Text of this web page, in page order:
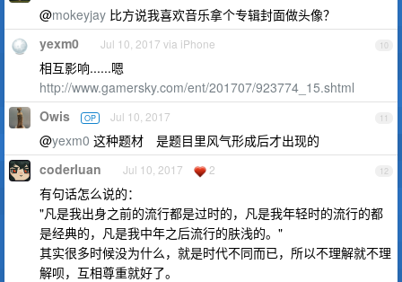
@mokeyjay 比方说我喜欢音乐拿个专辑封面做头像？
10
yexm0 Jul 10, 2017 via iPhone
相互影响......嗯
http://www.gamersky.com/ent/201707/923774_15.shtml
11
Owis OP Jul 10, 2017
@yexm0 这种题材 是题目里风气形成后才出现的
12
coderluan Jul 10, 2017 2
有句话怎么说的：
"凡是我出身之前的流行都是过时的，凡是我年轻时的流行的都
是经典的，凡是我中年之后流行的肤浅的。"
其实很多时候没为什么，就是时代不同而已，所以不理解就不理
解呗，互相尊重就好了。